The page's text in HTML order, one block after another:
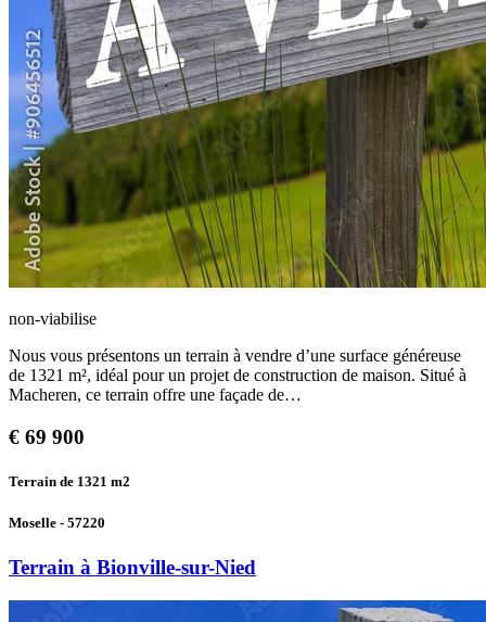
non-viabilise
Nous vous présentons un terrain à vendre d’une surface généreuse
de 1321 m², idéal pour un projet de construction de maison. Situé à
Macheren, ce terrain offre une façade de…
€ 69 900
Terrain de 1321 m2
Moselle - 57220
Terrain à Bionville-sur-Nied